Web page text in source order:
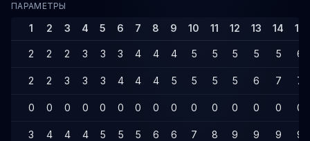
ПАРАМЕТРЫ
1 2 3 4 5 6 7 8 9 10 11 12 13 14 15
2 2 2 3 3 3 4 4 4 5 5 5 5 5 6
2 2 3 3 3 4 4 4 5 5 5 5 6 7 7
0 0 0 0 0 0 0 0 0 0 0 0 0 0 0
3 4 4 4 5 5 5 6 6 7 8 9 9 9 9